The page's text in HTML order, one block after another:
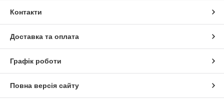
Контакти
Доставка та оплата
Графік роботи
Повна версія сайту